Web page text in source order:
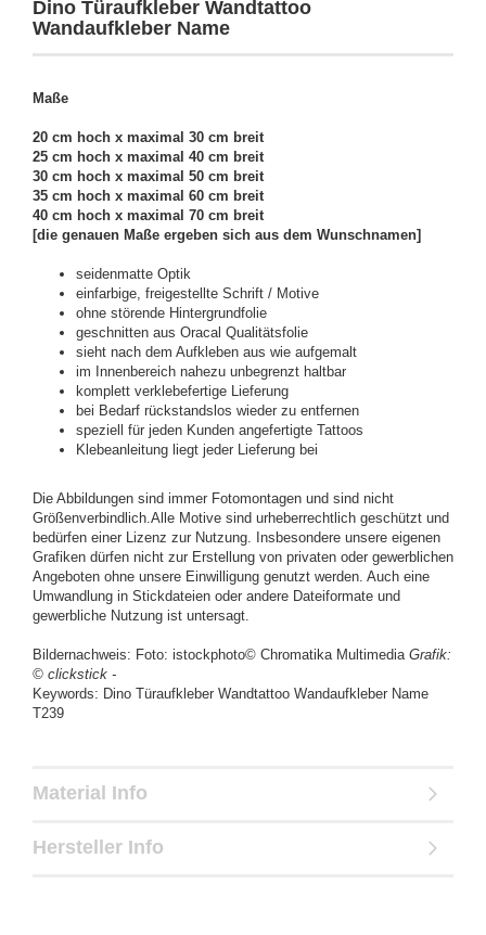
Dino Türaufkleber Wandtattoo
Wandaufkleber Name
Maße
20 cm hoch x maximal 30 cm breit
25 cm hoch x maximal 40 cm breit
30 cm hoch x maximal 50 cm breit
35 cm hoch x maximal 60 cm breit
40 cm hoch x maximal 70 cm breit
[die genauen Maße ergeben sich aus dem Wunschnamen]
seidenmatte Optik
einfarbige, freigestellte Schrift / Motive
ohne störende Hintergrundfolie
geschnitten aus Oracal Qualitätsfolie
sieht nach dem Aufkleben aus wie aufgemalt
im Innenbereich nahezu unbegrenzt haltbar
komplett verklebefertige Lieferung
bei Bedarf rückstandslos wieder zu entfernen
speziell für jeden Kunden angefertigte Tattoos
Klebeanleitung liegt jeder Lieferung bei
Die Abbildungen sind immer Fotomontagen und sind nicht
Größenverbindlich.Alle Motive sind urheberrechtlich geschützt und
bedürfen einer Lizenz zur Nutzung. Insbesondere unsere eigenen
Grafiken dürfen nicht zur Erstellung von privaten oder gewerblichen
Angeboten ohne unsere Einwilligung genutzt werden. Auch eine
Umwandlung in Stickdateien oder andere Dateiformate und
gewerbliche Nutzung ist untersagt.
Bildernachweis: Foto: istockphoto© Chromatika Multimedia Grafik:
© clickstick -
Keywords: Dino Türaufkleber Wandtattoo Wandaufkleber Name
T239
Material Info
Hersteller Info